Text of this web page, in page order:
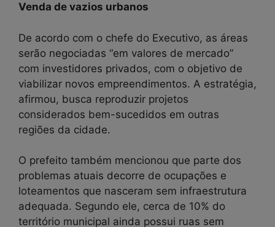
Venda de vazios urbanos
De acordo com o chefe do Executivo, as áreas
serão negociadas “em valores de mercado”
com investidores privados, com o objetivo de
viabilizar novos empreendimentos. A estratégia,
afirmou, busca reproduzir projetos
considerados bem-sucedidos em outras
regiões da cidade.
O prefeito também mencionou que parte dos
problemas atuais decorre de ocupações e
loteamentos que nasceram sem infraestrutura
adequada. Segundo ele, cerca de 10% do
território municipal ainda possui ruas sem